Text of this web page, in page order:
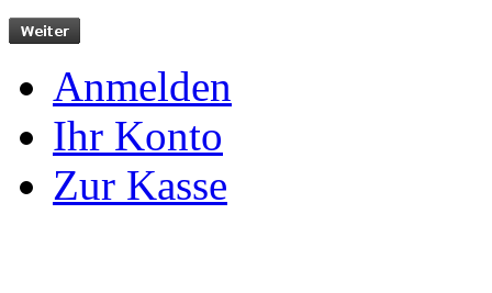
Anmelden
Ihr Konto
Zur Kasse